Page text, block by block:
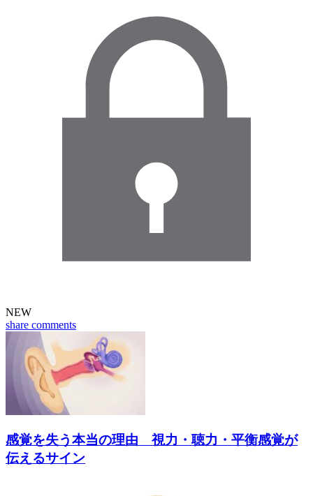
NEW
share comments
感覚を失う本当の理由 視力・聴力・平衡感覚が
伝えるサイン